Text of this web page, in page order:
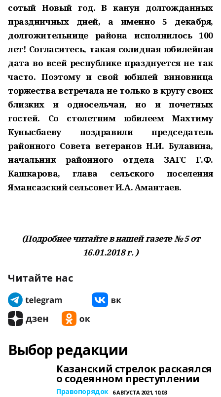
сотый Новый год. В канун долгожданных
праздничных дней, а именно 5 декабря,
долгожительнице района исполнилось 100
лет! Согласитесь, такая солидная юбилейная
дата во всей республике празднуется не так
часто. Поэтому и свой юбилей виновница
торжества встречала не только в кругу своих
близких и односельчан, но и почетных
гостей. Со столетним юбилеем Махтиму
Кунысбаеву поздравили председатель
районного Совета ветеранов Н.И. Булавина,
начальник районного отдела ЗАГС Г.Ф.
Кашкарова, глава сельского поселения
Ямансазский сельсовет И.А. Амантаев.
(Подробнее читайте в нашей газете № 5 от
16.01.2018 г. )
Читайте нас
Выбор редакции
Казанский стрелок раскаялся
о содеянном преступлении
Правопорядок 6 АВГУСТА 2021, 10:03